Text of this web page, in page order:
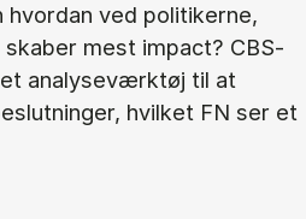
hvordan ved politikerne,
mest impact? CBS-
analyseværktøj til at
hvilket FN ser et